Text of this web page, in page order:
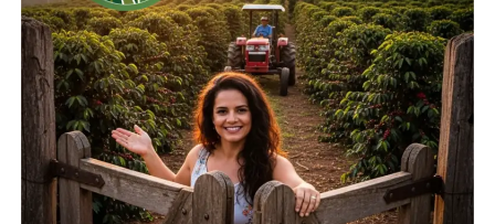
mínimas também ficaram acima da média histórica na maior
parte do Estado.
*IDR-PARANÁ com edição
Compartilhe isso:
Facebook 18+